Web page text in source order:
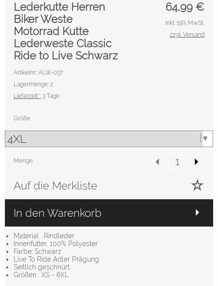
64,99 €
Lederkutte Herren
Biker Weste
Motorrad Kutte
Lederweste Classic
Ride to Live Schwarz
Artikelnr.: ALW-037
Lagermenge: 2
Lieferzeit*: 3 Tage
inkl. 19% MwSt.
zzgl. Versand
Größe
Menge:
Auf die Merkliste
In den Warenkorb
Material : Rindleder
Innenfutter, 100% Polyester
Farbe: Schwarz
Live To Ride Adler Prägung
Seitlich geschnürt
Größen : XS - 6XL